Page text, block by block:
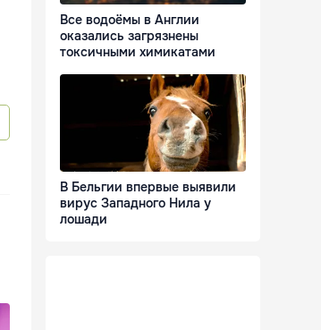
Все водоёмы в Англии
оказались загрязнены
токсичными химикатами
В Бельгии впервые выявили
вирус Западного Нила у
лошади